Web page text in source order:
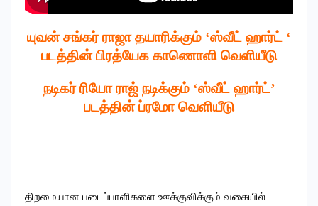
யுவன் சங்கர் ராஜா தயாரிக்கும் ‘ஸ்வீட் ஹார்ட் ‘
படத்தின் பிரத்யேக காணொளி வெளியீடு
நடிகர் ரியோ ராஜ் நடிக்கும் ‘ஸ்வீட் ஹார்ட்’
படத்தின் ப்ரமோ வெளியீடு
திறமையான படைப்பாளிகளை ஊக்குவிக்கும் வகையில்